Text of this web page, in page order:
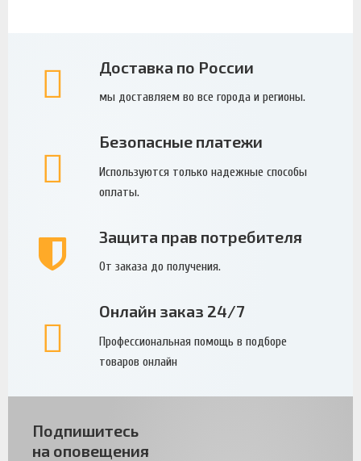
Доставка по России
мы доставляем во все города и регионы.
Безопасные платежи
Используются только надежные способы
оплаты.
Защита прав потребителя
От заказа до получения.
Онлайн заказ 24/7
Профессиональная помощь в подборе
товаров онлайн
Подпишитесь
на оповещения